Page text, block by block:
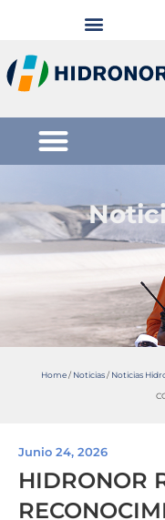
Home/ Noticias/ Noticias
Junio 24, 2026
HIDRONOR